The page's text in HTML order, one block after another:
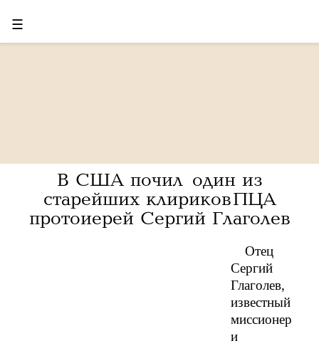
☰
В США почил один из
старейших клириков ПЦА
протоиерей Сергий Глаголев
Отец
Сергий
Глаголев,
известный
миссионер
и